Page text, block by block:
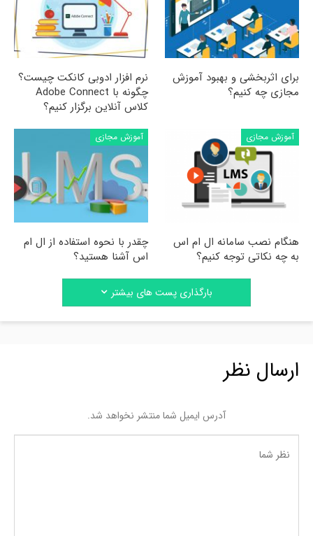
برای اثربخشی و بهبود آموزش
مجازی چه کنیم؟
نرم افزار ادوبی کانکت چیست؟
چگونه با Adobe Connect
کلاس آنلاین برگزار کنیم؟
آموزش مجازی
هنگام نصب سامانه ال ام اس
به چه نکاتی توجه کنیم؟
آموزش مجازی
چقدر با نحوه استفاده از ال ام
اس آشنا هستید؟
بارگذاری پست های بیشتر
ارسال نظر
آدرس ایمیل شما منتشر نخواهد شد.